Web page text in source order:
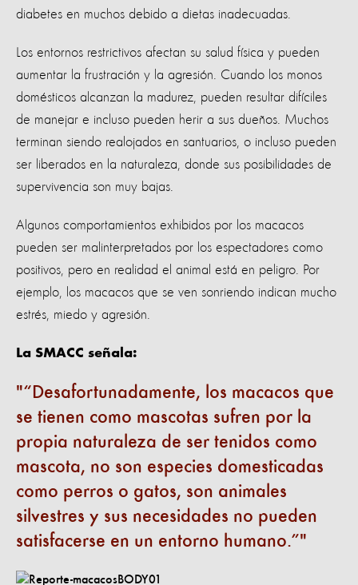
diabetes en muchos debido a dietas inadecuadas.
Los entornos restrictivos afectan su salud física y pueden
aumentar la frustración y la agresión. Cuando los monos
domésticos alcanzan la madurez, pueden resultar difíciles
de manejar e incluso pueden herir a sus dueños. Muchos
terminan siendo realojados en santuarios, o incluso pueden
ser liberados en la naturaleza, donde sus posibilidades de
supervivencia son muy bajas.
Algunos comportamientos exhibidos por los macacos
pueden ser malinterpretados por los espectadores como
positivos, pero en realidad el animal está en peligro. Por
ejemplo, los macacos que se ven sonriendo indican mucho
estrés, miedo y agresión.
La SMACC señala:
“Desafortunadamente, los macacos que
se tienen como mascotas sufren por la
propia naturaleza de ser tenidos como
mascota, no son especies domesticadas
como perros o gatos, son animales
silvestres y sus necesidades no pueden
satisfacerse en un entorno humano.”